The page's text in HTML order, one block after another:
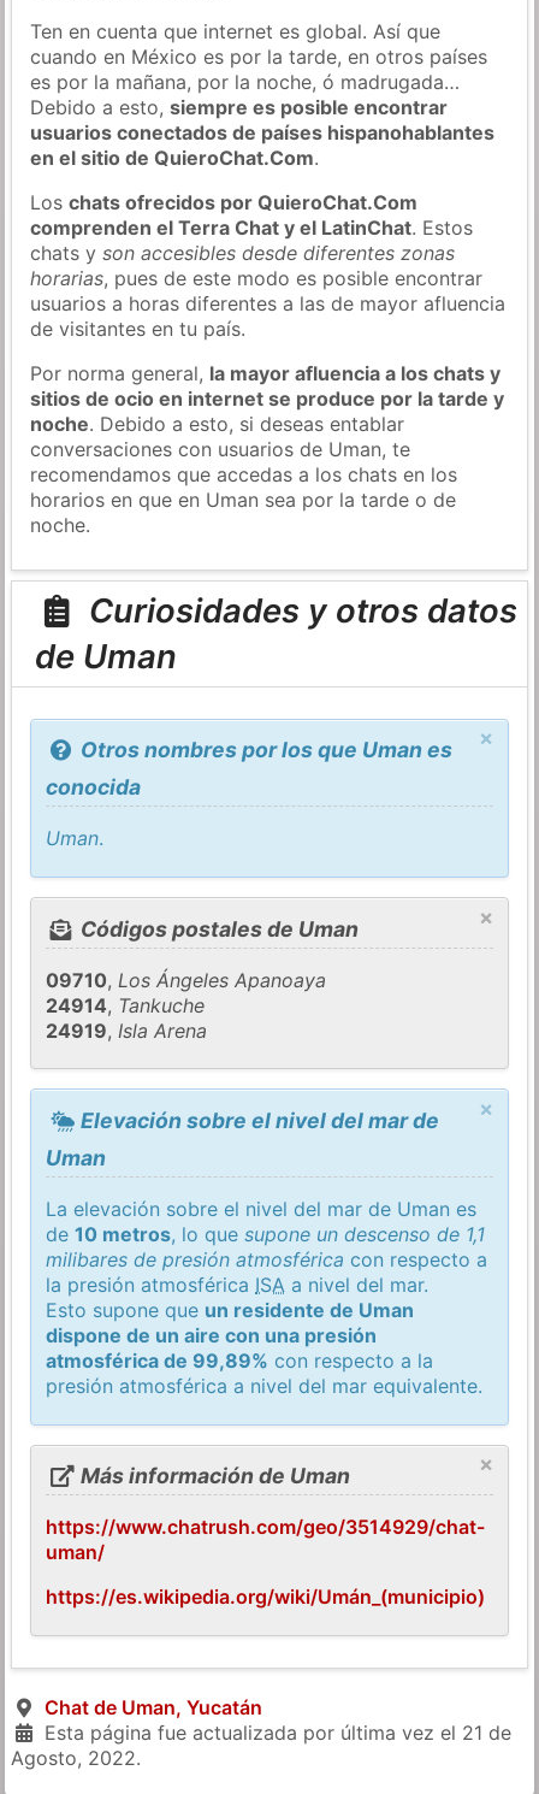
Ten en cuenta que internet es global. Así que
cuando en México es por la tarde, en otros países
es por la mañana, por la noche, ó madrugada…
Debido a esto,siempre es posible encontrar
usuarios conectados de países hispanohablantes
en el sitio de QuieroChat.Com.
Loschats ofrecidos por QuieroChat.Com
comprenden el Terra Chat y el LatinChat. Estos
chats yson accesibles desde diferentes zonas
horarias, pues de este modo es posible encontrar
usuarios a horas diferentes a las de mayor afluencia
de visitantes en tu país.
Por norma general, la mayor afluencia a los chats y
sitios de ocio en internet se produce por la tarde y
noche. Debido a esto, si deseas entablar
conversaciones con usuarios de Uman, te
recomendamos que accedas a los chats en los
horarios en que en Uman sea por la tarde o de
noche.
Curiosidades y otros datos
de Uman
×
Otros nombres por los que Uman es
conocida
Uman.
×
Códigos postales de Uman
09710, Los Ángeles Apanoaya
24914, Tankuche
24919, Isla Arena
×
Elevación sobre el nivel del mar de
Uman
La elevación sobre el nivel del mar de Uman es
de10 metros, lo quesupone un descenso de 1,1
milibares de presión atmosférica con respecto a
la presión atmosférica ISA a nivel del mar.
Esto supone que un residente de Uman
dispone de un aire con una presión
atmosférica de 99,89% con respecto a la
presión atmosférica a nivel del mar equivalente.
×
Más información de Uman
https://www.chatrush.com/geo/3514929/chat-
uman/
https://es.wikipedia.org/wiki/Umán_(municipio)
Chat de Uman, Yucatán
Esta página fue actualizada por última vez el 21 de
Agosto, 2022.